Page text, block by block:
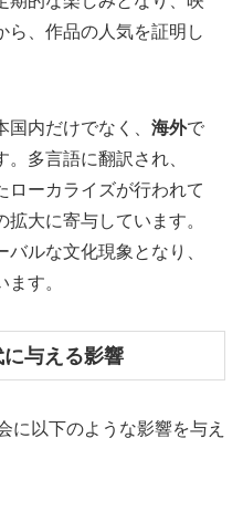
ら、作品の人気を証明し
国内だけでなく、海外で
多言語に翻訳され、
ローカライズが行われて
大に寄与しています。
ルな文化現象となり、
す。
に与える影響
に以下のような影響を与え